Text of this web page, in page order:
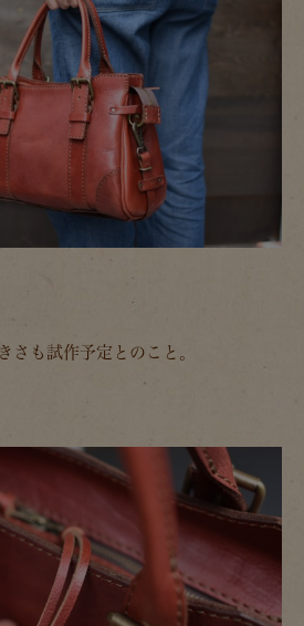
さも試作予定とのこと。